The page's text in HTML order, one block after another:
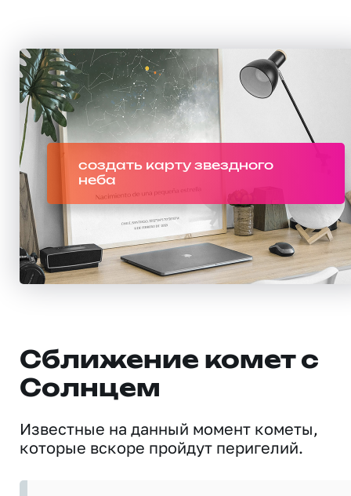
создать карту звездного
неба
Сближение комет с
Солнцем
Известные на данный момент кометы,
которые вскоре пройдут перигелий.